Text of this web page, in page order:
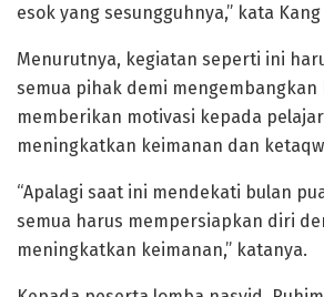
esok yang sesungguhnya,” kata
Menurutnya, kegiatan seperti ini
semua pihak demi
memberikan motivasi kepada
meningkatkan keimanan dan
“Apalagi saat ini mendekati bulan
semua harus mempersiapkan diri
meningkatkan keimanan,” katanya.